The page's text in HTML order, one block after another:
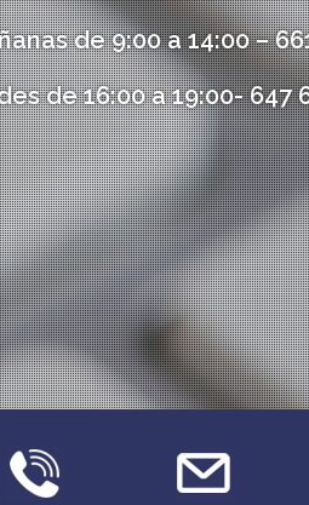
de 9:00 a 14:00 –
de 16:00 a 19:00- 647